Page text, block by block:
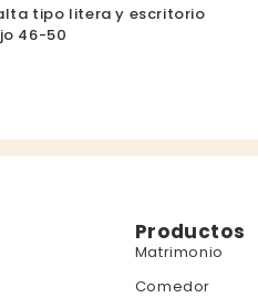
tipo litera y escritorio
46-50
Productos
Matrimonio
Comedor